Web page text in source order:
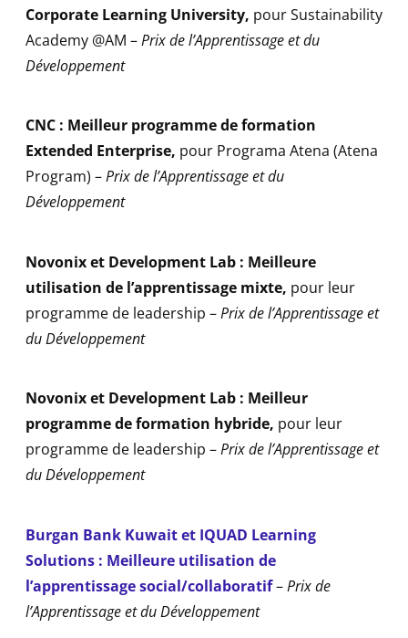
Corporate Learning University, pour Sustainability
Academy @AM –Prix de l’Apprentissage et du
Développement
CNC : Meilleur programme de formation
Extended Enterprise, pour Programa Atena (Atena
Program) –Prix de l’Apprentissage et du
Développement
Novonix et Development Lab : Meilleure
utilisation de l’apprentissage mixte, pour leur
programme de leadership –Prix de l’Apprentissage et
du Développement
Novonix et Development Lab : Meilleur
programme de formation hybride, pour leur
programme de leadership –Prix de l’Apprentissage et
du Développement
Burgan Bank Kuwait et IQUAD Learning
Solutions : Meilleure utilisation de
l’apprentissage social/collaboratif–Prix de
l’Apprentissage et du Développement